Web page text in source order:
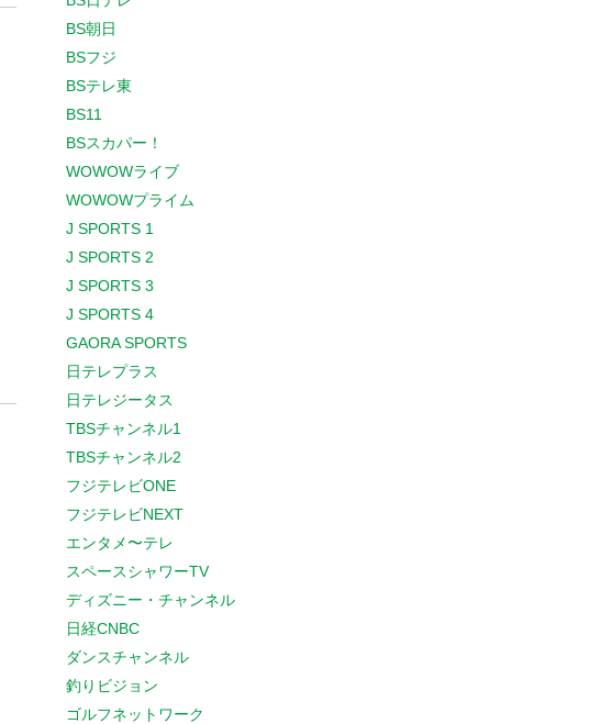
BS朝日
BSフジ
BSテレ東
BS11
BSスカパー！
WOWOWライブ
WOWOWプライム
J SPORTS 1
J SPORTS 2
J SPORTS 3
J SPORTS 4
GAORA SPORTS
日テレプラス
日テレジータス
TBSチャンネル1
TBSチャンネル2
フジテレビONE
フジテレビNEXT
エンタメ〜テレ
スペースシャワーTV
ディズニー・チャンネル
日経CNBC
ダンスチャンネル
釣りビジョン
ゴルフネットワーク